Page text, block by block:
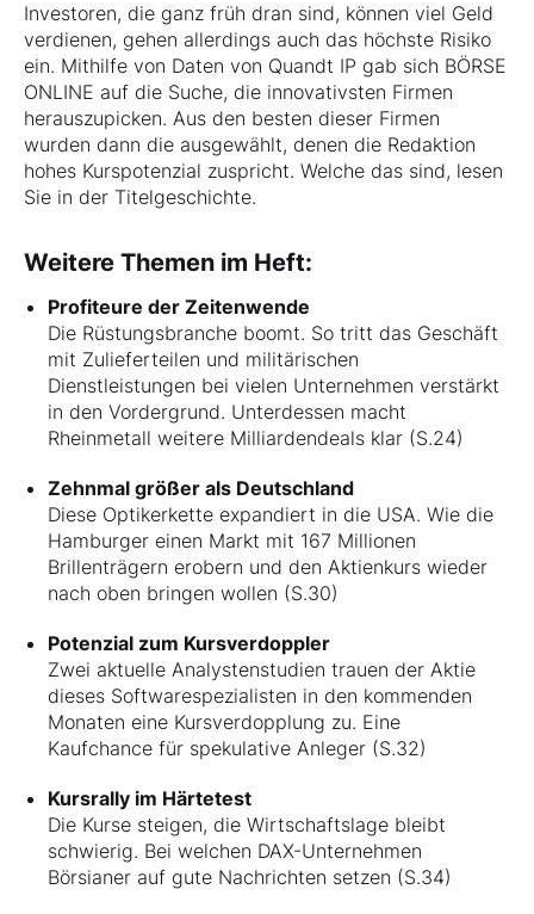
Investoren, die ganz früh dran sind, können viel Geld
verdienen, gehen allerdings auch das höchste Risiko
ein. Mithilfe von Daten von Quandt IP gab sich BÖRSE
ONLINE auf die Suche, die innovativsten Firmen
herauszupicken. Aus den besten dieser Firmen
wurden dann die ausgewählt, denen die Redaktion
hohes Kurspotenzial zuspricht. Welche das sind, lesen
Sie in der Titelgeschichte.
Weitere Themen im Heft:
Profiteure der Zeitenwende
Die Rüstungsbranche boomt. So tritt das Geschäft
mit Zulieferteilen und militärischen
Dienstleistungen bei vielen Unternehmen verstärkt
in den Vordergrund. Unterdessen macht
Rheinmetall weitere Milliardendeals klar (S.24)
Zehnmal größer als Deutschland
Diese Optikerkette expandiert in die USA. Wie die
Hamburger einen Markt mit 167 Millionen
Brillenträgern erobern und den Aktienkurs wieder
nach oben bringen wollen (S.30)
Potenzial zum Kursverdoppler
Zwei aktuelle Analystenstudien trauen der Aktie
dieses Softwarespezialisten in den kommenden
Monaten eine Kursverdopplung zu. Eine
Kaufchance für spekulative Anleger (S.32)
Kursrally im Härtetest
Die Kurse steigen, die Wirtschaftslage bleibt
schwierig. Bei welchen DAX-Unternehmen
Börsianer auf gute Nachrichten setzen (S.34)